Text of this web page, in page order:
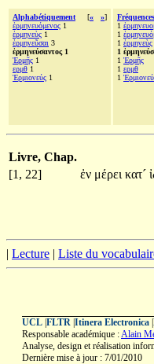
Alphabétiquement [« »]
ἑρμηνευόμενος 1
ἑρμηνεὺς 1
ἑρμηνεῦσαι 3
ἑρμηνεύσαντος 1
Ἑρμῆς 1
ερμθ 1
Ἑρμιονεύς 1
Fréquences
1
1
1 ἑρμηνεὺς
1
1 Ἑρμῆς
1 ερμθ
1
Livre, Chap.
[1, 22]
ἐν μέρει κατ´
| Lecture | Liste du
UCL FLTR Itinera Electronica
Responsable académique :Alain
Analyse, design et réalisation
Dernière mise à jour : 7/01/2010